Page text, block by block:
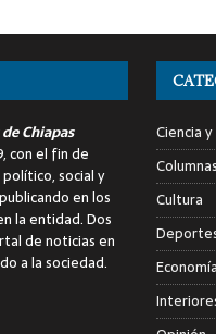
Chiapas
con el fin de
social y
en los
la entidad. Dos
de noticias en
a la sociedad.
Ciencia
Columnas
Cultura
Economía